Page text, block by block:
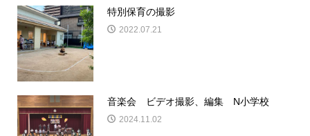
特別保育の撮影
2022.07.21
音楽会 ビデオ撮影、編集 N小学校
2024.11.02